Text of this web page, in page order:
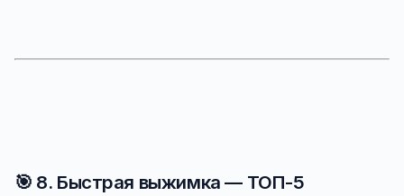
🎯 8. Быстрая выжимка — ТОП-5